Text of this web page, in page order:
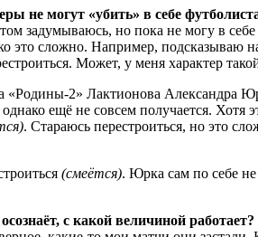
не могут «убить» в себе
но пока не могу в себе
это сложно. Например,
Может, у меня характер
«Родины-2» Лактионова
ещё не совсем получается.
. Стараюсь перестроиться, но это
(смеётся). Юрка сам по себе не
с какой величиной работает?